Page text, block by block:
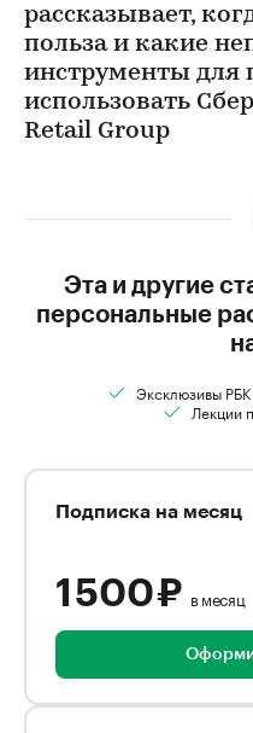
рассказывает,
польза и какие
инструменты для
использовать
Retail Group
Эта и другие
персональные
Эксклюзивы РБК
Лекции
Подписка на месяц
1 500 ₽ в месяц